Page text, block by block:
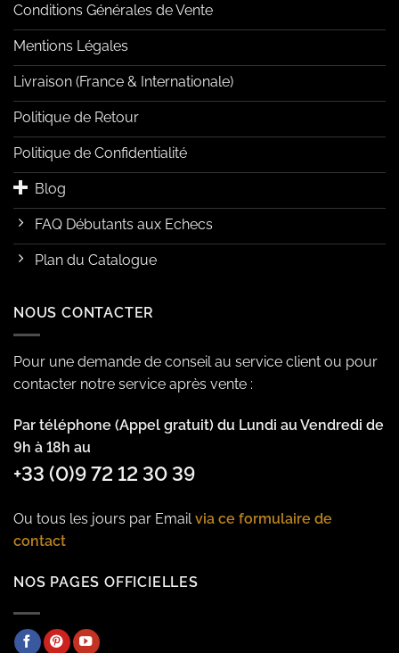
Conditions Générales de Vente
Mentions Légales
Livraison (France & Internationale)
Politique de Retour
Politique de Confidentialité
Blog
FAQ Débutants aux Echecs
Plan du Catalogue
NOUS CONTACTER
Pour une demande de conseil au service client ou pour
contacter notre service après vente :
Par téléphone (Appel gratuit) du Lundi au Vendredi de
9h à 18h au
+33 (0)9 72 12 30 39
Ou tous les jours par Emailvia ce formulaire de
contact
NOS PAGES OFFICIELLES